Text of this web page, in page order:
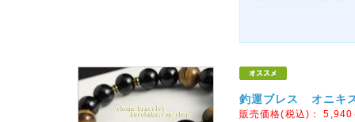
釣運ブレス オニキ
販売価格(税込)：5,940